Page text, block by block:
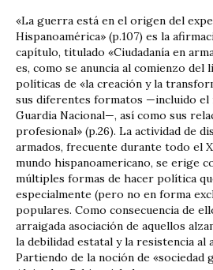
«La guerra está en el origen del
Hispanoamérica» (p.107) es la
capítulo, titulado «Ciudadanía en
es, como se anuncia al comienzo del
políticas de «la creación y la
sus diferentes formatos —incluido el
Guardia Nacional—, así como sus
profesional» (p.26). La actividad de
armados, frecuente durante todo el
mundo hispanoamericano, se erige
múltiples formas de hacer política
especialmente (pero no en forma
populares. Como consecuencia de
arraigada asociación de aquellos
la debilidad estatal y la resistencia al
Partiendo de la noción de «sociedad